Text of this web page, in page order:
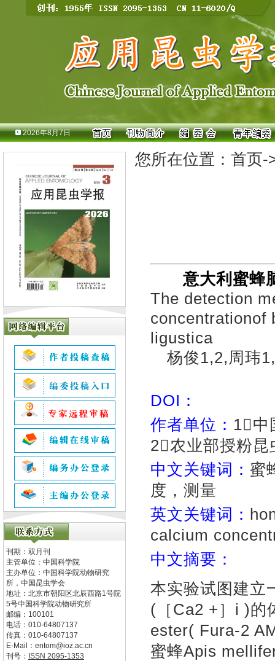
2026年8月7日
刊期：双月刊
主管单位： 中国科学院
主办单位： 中国科学院动物研究
所，中国昆虫学会
地址： 北京市朝阳区北辰西路1号院
5号中国科学院动物研究所
邮编： 100101
电话： 010-64807137
传真： 010-64807137
E-Mail： entom@ioz.ac.cn
刊号： ISSN 2095-1353
您所在位置： 首页-
意大利蜜蜂
The detection
concentrationof
ligustica
杨俊1,2,周玮
DOI：
作者单位： 1中
2农业部授粉
中文关键词： 蜜
度，测量
英文关键词：
calcium
中文摘要：
本实验试图建立
(［Ca2 +］i )的
ester( Fura-2
蜜蜂Apis